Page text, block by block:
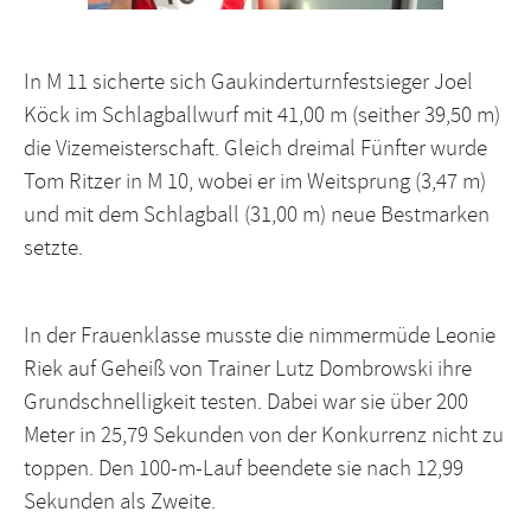
In M 11 sicherte sich Gaukinderturnfestsieger Joel
Köck im Schlagballwurf mit 41,00 m (seither 39,50 m)
die Vizemeisterschaft. Gleich dreimal Fünfter wurde
Tom Ritzer in M 10, wobei er im Weitsprung (3,47 m)
und mit dem Schlagball (31,00 m) neue Bestmarken
setzte.
In der Frauenklasse musste die nimmermüde Leonie
Riek auf Geheiß von Trainer Lutz Dombrowski ihre
Grundschnelligkeit testen. Dabei war sie über 200
Meter in 25,79 Sekunden von der Konkurrenz nicht zu
toppen. Den 100-m-Lauf beendete sie nach 12,99
Sekunden als Zweite.